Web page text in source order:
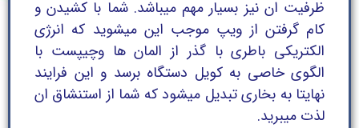
ظرفیت ان نیز بسیار مهم میباشد. شما با کشیدن و
کام گرفتن از ویپ موجب این میشوید که انرژی
الکتریکی باطری با گذر از المان ها وچیپست با
الگوی خاصی به کویل دستگاه برسد و این فرایند
نهایتا به بخاری تبدیل میشود که شما از استنشاق ان
لذت میبرید.